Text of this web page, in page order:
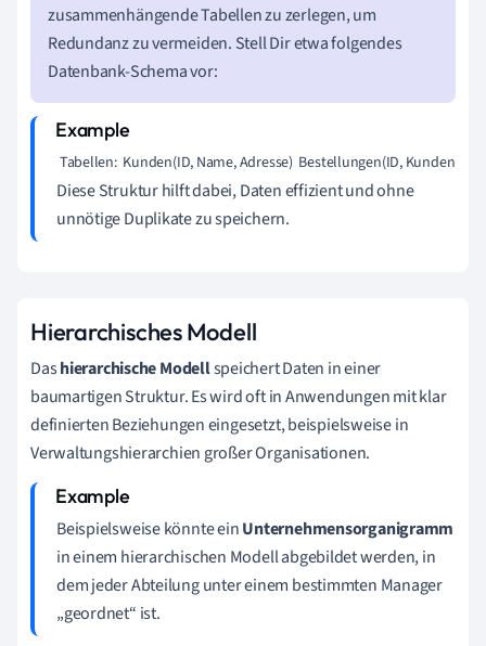
zusammenhängende Tabellen zu zerlegen, um
Redundanz zu vermeiden. Stell Dir etwa folgendes
Datenbank-Schema vor:
Tabellen:  Kunden(ID, Name, Adresse)  Bestellungen(ID, KundenID,
Diese Struktur hilft dabei, Daten effizient und ohne
unnötige Duplikate zu speichern.
Hierarchisches Modell
Dashierarchische Modellspeichert Daten in einer
baumartigen Struktur. Es wird oft in Anwendungen mit klar
definierten Beziehungen eingesetzt, beispielsweise in
Verwaltungshierarchien großer Organisationen.
Beispielsweise könnte einUnternehmensorganigramm
in einem hierarchischen Modell abgebildet werden, in
dem jeder Abteilung unter einem bestimmten Manager
„geordnet“ ist.